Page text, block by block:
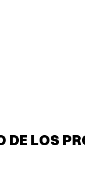
DE LOS